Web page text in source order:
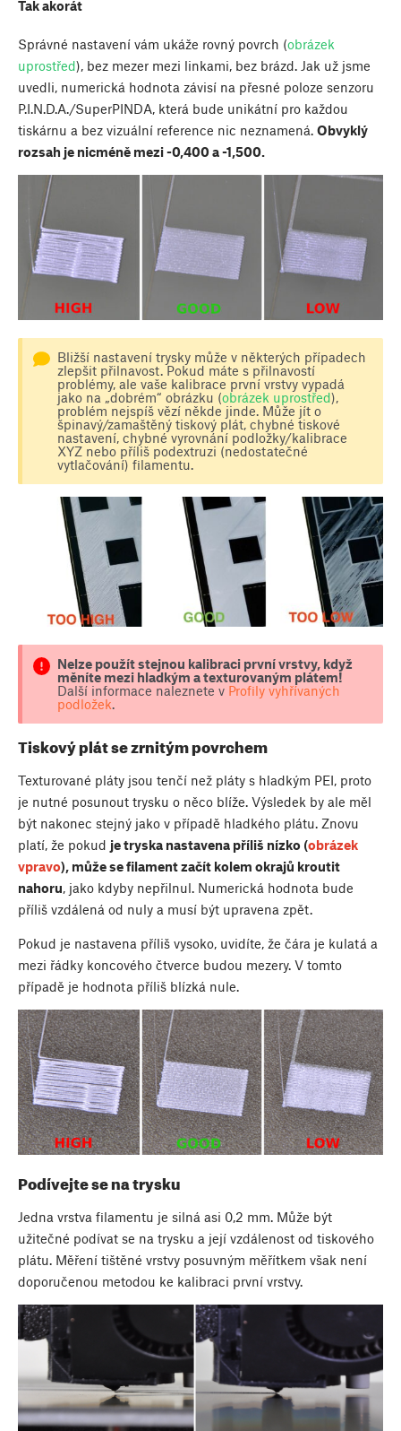
Tak akorát
Správné nastavení vám ukáže rovný povrch (obrázek
uprostřed), bez mezer mezi linkami, bez brázd. Jak už jsme
uvedli, numerická hodnota závisí na přesné poloze senzoru
P.I.N.D.A./SuperPINDA, která bude unikátní pro každou
tiskárnu a bez vizuální reference nic neznamená. Obvyklý
rozsah je nicméně mezi -0,400 a -1,500.
Bližší nastavení trysky může v některých případech
zlepšit přilnavost. Pokud máte s přilnavostí
problémy, ale vaše kalibrace první vrstvy vypadá
jako na „dobrém“ obrázku (obrázek uprostřed),
problém nejspíš vězí někde jinde. Může jít o
špinavý/zamaštěný tiskový plát, chybné tiskové
nastavení, chybné vyrovnání podložky/kalibrace
XYZ nebo příliš podextruzi (nedostatečné
vytlačování) filamentu.
Nelze použít stejnou kalibraci první vrstvy, když
měníte mezi hladkým a texturovaným plátem!
Další informace naleznete v Profily vyhřívaných
podložek.
Tiskový plát se zrnitým povrchem
Texturované pláty jsou tenčí než pláty s hladkým PEI, proto
je nutné posunout trysku o něco blíže. Výsledek by ale měl
být nakonec stejný jako v případě hladkého plátu. Znovu
platí, že pokud je tryska nastavena příliš nízko (obrázek
vpravo), může se filament začít kolem okrajů kroutit
nahoru, jako kdyby nepřilnul. Numerická hodnota bude
příliš vzdálená od nuly a musí být upravena zpět.
Pokud je nastavena příliš vysoko, uvidíte, že čára je kulatá a
mezi řádky koncového čtverce budou mezery. V tomto
případě je hodnota příliš blízká nule.
Podívejte se na trysku
Jedna vrstva filamentu je silná asi 0,2 mm. Může být
užitečné podívat se na trysku a její vzdálenost od tiskového
plátu. Měření tištěné vrstvy posuvným měřítkem však není
doporučenou metodou ke kalibraci první vrstvy.